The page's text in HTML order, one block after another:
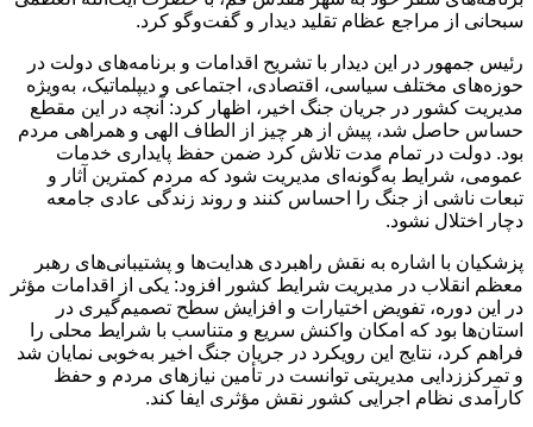
سبحانی از مراجع عظام تقلید دیدار و گفت‌وگو کرد.
رئیس‌ جمهور در این دیدار با تشریح اقدامات و برنامه‌های دولت در
حوزه‌های مختلف سیاسی، اقتصادی، اجتماعی و دیپلماتیک، به‌ویژه
مدیریت کشور در جریان جنگ اخیر، اظهار کرد: آنچه در این مقطع
حساس حاصل شد، پیش از هر چیز از الطاف الهی و همراهی مردم
بود. دولت در تمام مدت تلاش کرد ضمن حفظ پایداری خدمات
عمومی، شرایط به‌گونه‌ای مدیریت شود که مردم کمترین آثار و
تبعات ناشی از جنگ را احساس کنند و روند زندگی عادی جامعه
دچار اختلال نشود.
پزشکیان با اشاره به نقش راهبردی هدایت‌ها و پشتیبانی‌های رهبر
معظم انقلاب در مدیریت شرایط کشور افزود: یکی از اقدامات مؤثر
در این دوره، تفویض اختیارات و افزایش سطح تصمیم‌گیری در
استان‌ها بود که امکان واکنش سریع و متناسب با شرایط محلی را
فراهم کرد، نتایج این رویکرد در جریان جنگ اخیر به‌خوبی نمایان شد
و تمرکززدایی مدیریتی توانست در تأمین نیازهای مردم و حفظ
کارآمدی نظام اجرایی کشور نقش مؤثری ایفا کند.